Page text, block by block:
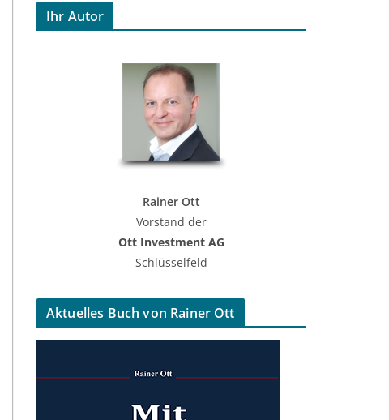
Ihr Autor
Rainer Ott
Vorstand der
Ott Investment AG
Schlüsselfeld
Aktuelles Buch von Rainer Ott